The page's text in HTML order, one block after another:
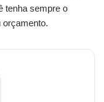
tenha sempre o
orçamento.